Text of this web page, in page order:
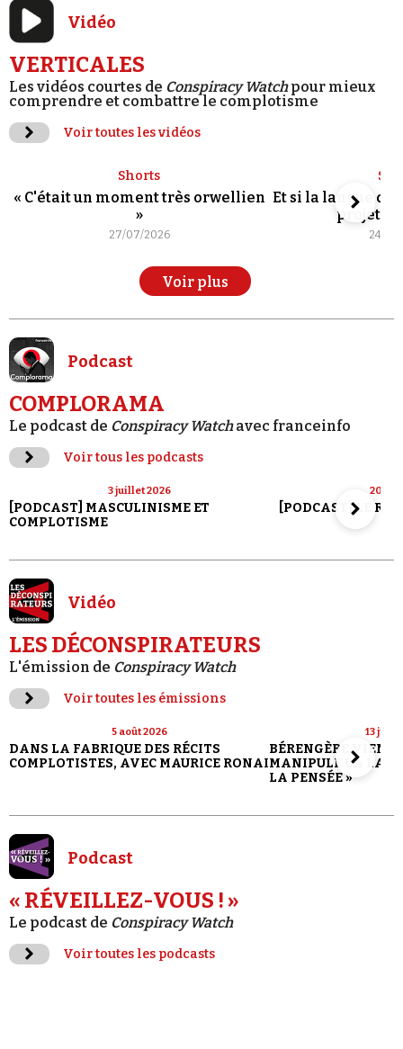
Vidéo
VERTICALES
Les vidéos courtes de Conspiracy Watchpour mieux
comprendre et combattre le complotisme
Voir toutes les vidéos
Shorts
« C'était un moment très orwellien
»
27/07/2026
Et si la langue de
projet
24/
Voir plus
Podcast
COMPLORAMA
Le podcast de Conspiracy Watchavec franceinfo
Voir tous les podcasts
3 juillet 2026
[PODCAST] MASCULINISME ET
COMPLOTISME
20
[PODCAST] LE
Vidéo
LES DÉCONSPIRATEURS
L'émission de Conspiracy Watch
Voir toutes les émissions
5 août 2026
DANS LA FABRIQUE DES RÉCITS
COMPLOTISTES, AVEC MAURICE RONAI
13
BÉRENGÈRE
MANIPULE LA
LA PENSÉE »
Podcast
« RÉVEILLEZ-VOUS ! »
Le podcast de Conspiracy Watch
Voir toutes les podcasts